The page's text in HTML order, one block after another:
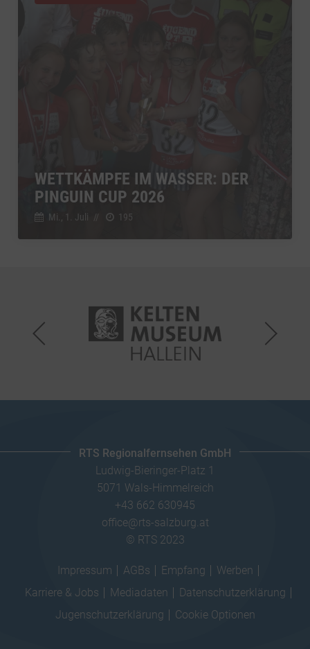
WETTKÄMPFE IM WASSER: DER
PINGUIN CUP 2026
Mi., 1. Juli // 195
RTS Regionalfernsehen GmbH
Ludwig-Bieringer-Platz 1
5071 Wals-Himmelreich
+43 662 630945
office@rts-salzburg.at
© RTS 2023
Impressum AGBs Empfang
Werben
Karriere & Jobs
Mediadaten
Datenschutzerklärung
Jugenschutzerklärung
Cookie Optionen